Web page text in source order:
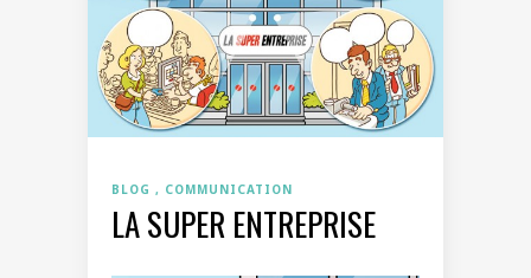
BLOG COMMUNICATION
LA SUPER ENTREPRISE